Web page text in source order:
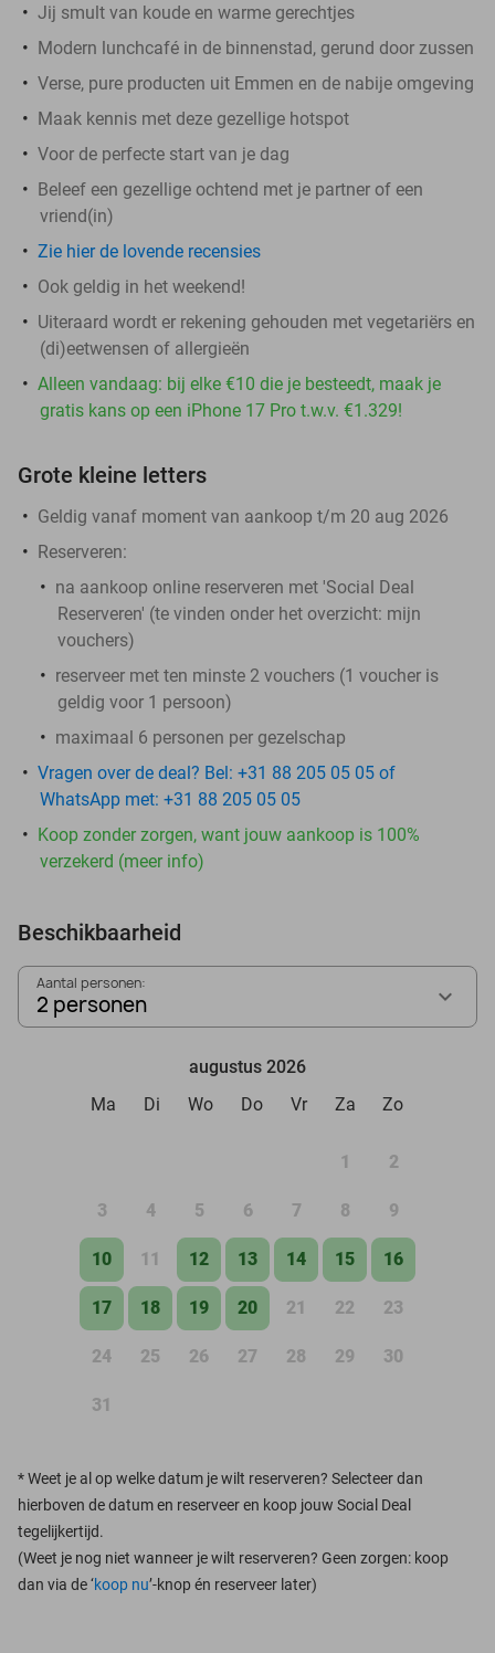
Jij smult van koude en warme gerechtjes
Modern lunchcafé in de binnenstad, gerund door zussen
Verse, pure producten uit Emmen en de nabije omgeving
Maak kennis met deze gezellige hotspot
Voor de perfecte start van je dag
Beleef een gezellige ochtend met je partner of een
vriend(in)
Zie hier de lovende recensies
Ook geldig in het weekend!
Uiteraard wordt er rekening gehouden met vegetariërs en
(di)eetwensen of allergieën
Alleen vandaag: bij elke €10 die je besteedt, maak je
gratis kans op een iPhone 17 Pro t.w.v. €1.329!
Grote kleine letters
Geldig vanaf moment van aankoop t/m 20 aug 2026
Reserveren:
na aankoop online reserveren met 'Social Deal
Reserveren' (te vinden onder het overzicht: mijn
vouchers)
reserveer met ten minste 2 vouchers (1 voucher is
geldig voor 1 persoon)
maximaal 6 personen per gezelschap
Vragen over de deal? Bel: +31 88 205 05 05 of
WhatsApp met: +31 88 205 05 05
Koop zonder zorgen, want jouw aankoop is 100%
verzekerd (meer info)
Beschikbaarheid
Aantal personen:
2 personen
augustus 2026
Ma
Di Wo Do Vr Za Zo
1 2
3 4 5 6 7 8 9
10 11 12 13 14 15 16
17 18 19 20 21 22 23
24 25 26 27 28 29 30
31
*Weet je al op welke datum je wilt reserveren? Selecteer dan
hierboven de datum en reserveer en koop jouw Social Deal
tegelijkertijd.
(Weet je nog niet wanneer je wilt reserveren? Geen zorgen: koop
dan via de ‘koop nu’-knop én reserveer later)